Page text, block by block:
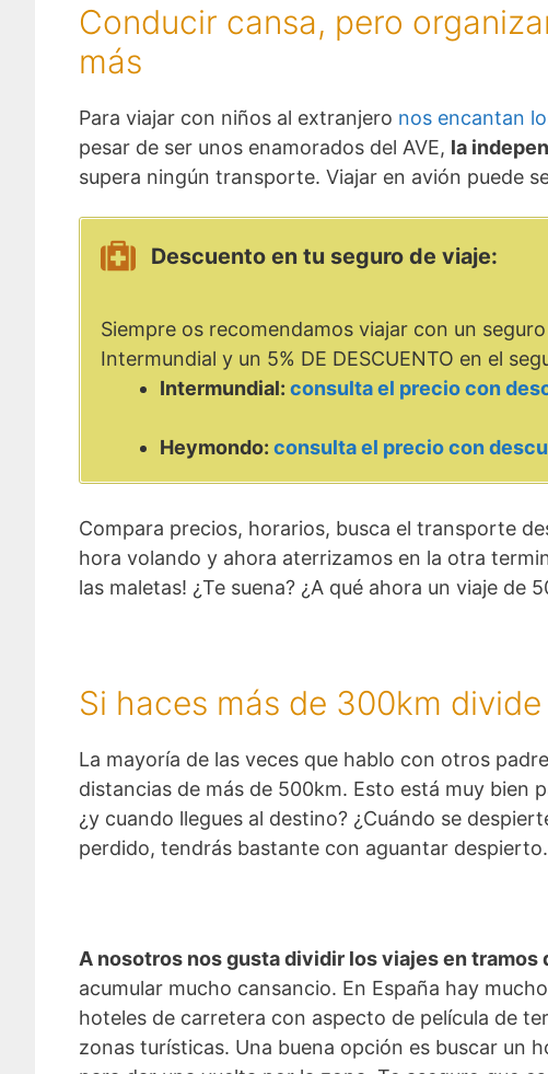
Conducir cansa, pero
más
Para viajar con niños al extranjero nos encantan
pesar de ser unos enamorados del AVE, la
supera ningún transporte. Viajar en avión puede
Descuento en tu seguro de viaje:
Siempre os recomendamos viajar con un
Intermundial y un 5% DE DESCUENTO en el
Intermundial: consulta el precio con
Heymondo: consulta el precio con
Compara precios, horarios, busca el transporte
hora volando y ahora aterrizamos en la otra
las maletas! ¿Te suena? ¿A qué ahora un viaje de
Si haces más de 300km
La mayoría de las veces que hablo con otros
distancias de más de 500km. Esto está muy bien
¿y cuando llegues al destino? ¿Cuándo se
perdido, tendrás bastante con aguantar despierto.
A nosotros nos gusta dividir los viajes en tramos
acumular mucho cansancio. En España hay
hoteles de carretera con aspecto de película de
zonas turísticas. Una buena opción es buscar un